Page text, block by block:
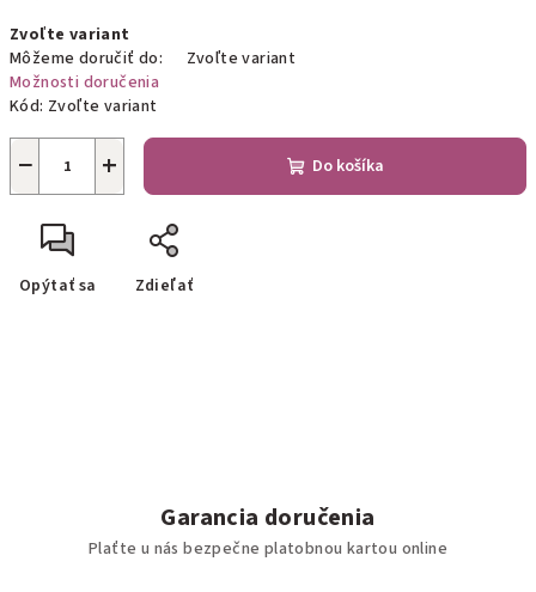
cena:
Zvoľte variant
Môžeme doručiť do:
Zvoľte variant
Možnosti doručenia
Kód: Zvoľte variant
+
− Do košíka
Opýtať sa Zdieľať
Garancia doručenia
Plaťte u nás bezpečne platobnou kartou online